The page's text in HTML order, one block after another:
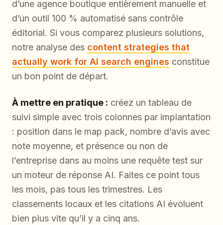
d’une agence boutique entièrement manuelle et
d’un outil 100 % automatisé sans contrôle
éditorial. Si vous comparez plusieurs solutions,
notre analyse des content strategies that
actually work for AI search engines constitue
un bon point de départ.
À mettre en pratique : créez un tableau de
suivi simple avec trois colonnes par implantation
: position dans le map pack, nombre d’avis avec
note moyenne, et présence ou non de
l’entreprise dans au moins une requête test sur
un moteur de réponse AI. Faites ce point tous
les mois, pas tous les trimestres. Les
classements locaux et les citations AI évoluent
bien plus vite qu’il y a cinq ans.